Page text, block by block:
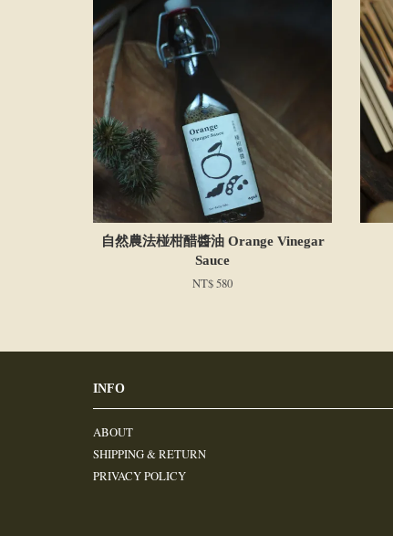
自然農法椪柑醋醬油 Orange Vinegar
Sauce
NT$ 580
INFO
ABOUT
SHIPPING & RETURN
PRIVACY POLICY